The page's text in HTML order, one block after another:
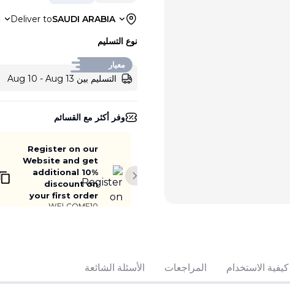
Deliver toSAUDI ARABIA
نوع التسليم
معيار
التسليم بين Aug 10 - Aug 13
وفر أكثر مع القسائم
Register on our
Website and get
additional 10%
discount on
your first order
WELCOME10
Next slide
كيفية الاستخدام المراجعات الأسئلة الشائعة